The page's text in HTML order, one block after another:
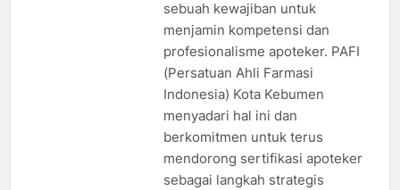
sebuah kewajiban untuk
menjamin kompetensi dan
profesionalisme apoteker. PAFI
(Persatuan Ahli Farmasi
Indonesia) Kota Kebumen
menyadari hal ini dan
berkomitmen untuk terus
mendorong sertifikasi apoteker
sebagai langkah strategis